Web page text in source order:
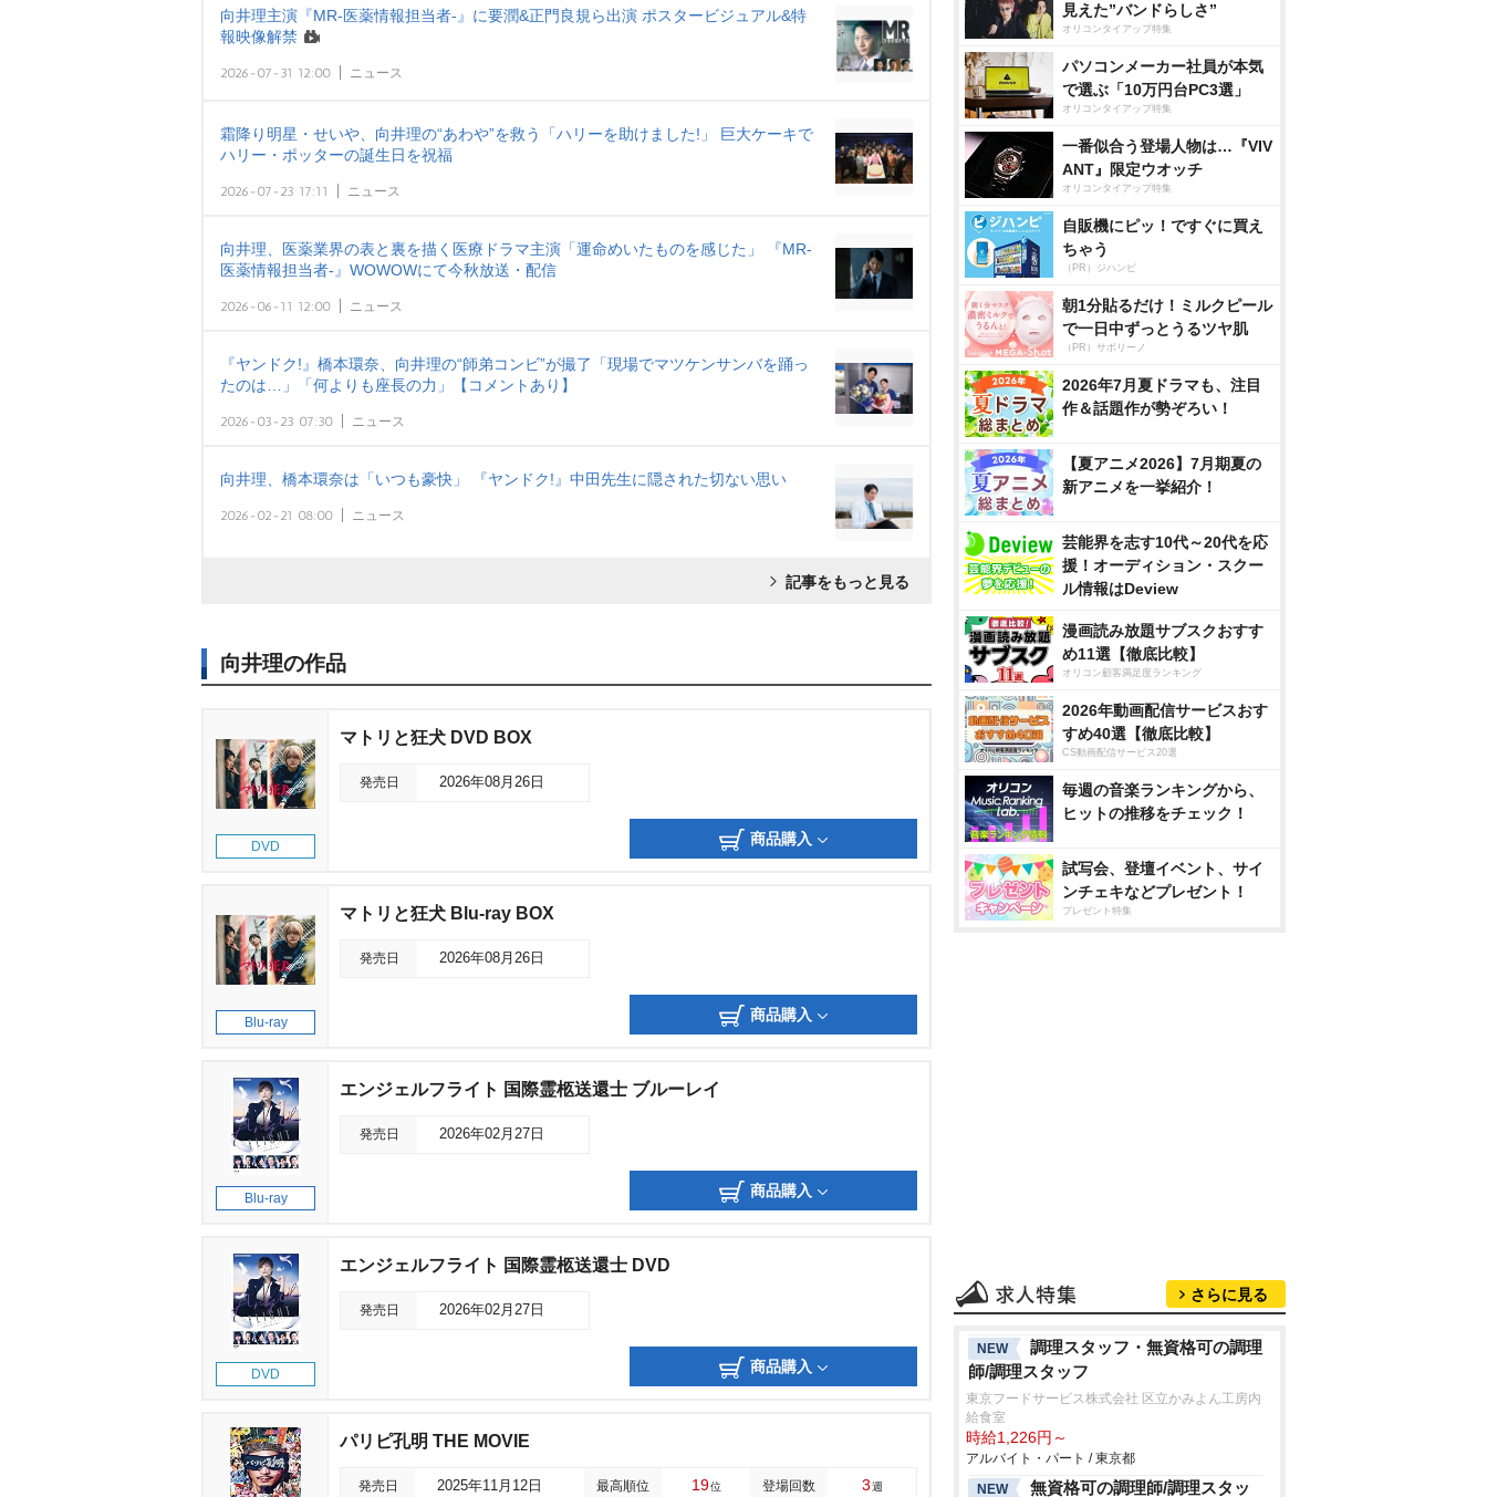
向井理主演『MR-医薬情報担当者-』に要潤&正門良規ら出演 ポスタービジュアル&特
報映像解禁
2026-07-31 12:00 ニュース
霜降り明星・せいや、向井理の“あわや”を救う「ハリーを助けました!」 巨大ケーキで
ハリー・ポッターの誕生日を祝福
2026-07-23 17:11 ニュース
向井理、医薬業界の表と裏を描く医療ドラマ主演「運命めいたものを感じた」 『MR-
医薬情報担当者-』WOWOWにて今秋放送・配信
2026-06-11 12:00 ニュース
『ヤンドク!』橋本環奈、向井理の“師弟コンビ”が撮了「現場でマツケンサンバを踊っ
たのは…」「何よりも座長の力」【コメントあり】
2026-03-23 07:30 ニュース
向井理、橋本環奈は「いつも豪快」 『ヤンドク!』中田先生に隠された切ない思い
2026-02-21 08:00 ニュース
記事をもっと見る
向井理の作品
DVD
マトリと狂犬 DVD BOX
発売日 2026年08月26日
商品購入
Blu-ray
マトリと狂犬 Blu-ray BOX
発売日 2026年08月26日
商品購入
Blu-ray
エンジェルフライト 国際霊柩送還士 ブルーレイ
発売日 2026年02月27日
商品購入
DVD
エンジェルフライト 国際霊柩送還士 DVD
発売日 2026年02月27日
商品購入
パリピ孔明 THE MOVIE
発売日 2025年11月12日 最高順位 19位 登場回数 3週
見えた”バンドらしさ”
オリコンタイアップ特集
パソコンメーカー社員が本気
で選ぶ「10万円台PC3選」
オリコンタイアップ特集
一番似合う登場人物は…『VIV
ANT』限定ウオッチ
オリコンタイアップ特集
自販機にピッ！ですぐに買え
ちゃう
（PR）ジハンピ
朝1分貼るだけ！ミルクピール
で一日中ずっとうるツヤ肌
（PR）サボリーノ
2026年7月夏ドラマも、注目
作＆話題作が勢ぞろい！
【夏アニメ2026】7月期夏の
新アニメを一挙紹介！
芸能界を志す10代～20代を応
援！オーディション・スクー
ル情報はDeview
漫画読み放題サブスクおすす
め11選【徹底比較】
オリコン顧客満足度ランキング
2026年動画配信サービスおす
すめ40選【徹底比較】
CS動画配信サービス20選
毎週の音楽ランキングから、
ヒットの推移をチェック！
試写会、登壇イベント、サイ
ンチェキなどプレゼント！
プレゼント特集
さらに見る
NEW
調理スタッフ・無資格可の調理
師/調理スタッフ
東京フードサービス株式会社 区立かみよん工房内
給食室
時給1,226円～
アルバイト・パート / 東京都
NEW
無資格可の調理師/調理スタッ